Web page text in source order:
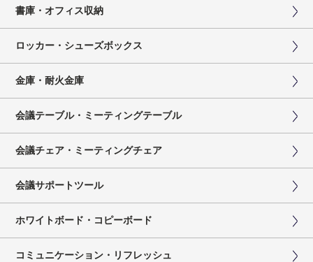
書庫・オフィス収納
ロッカー・シューズボックス
金庫・耐火金庫
会議テーブル・ミーティングテーブル
会議チェア・ミーティングチェア
会議サポートツール
ホワイトボード・コピーボード
コミュニケーション・リフレッシュ